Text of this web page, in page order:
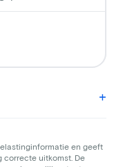
en geeft
correcte uitkomst. De